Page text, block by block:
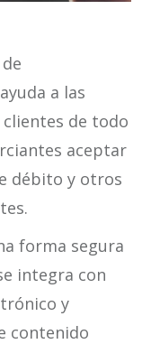
a las
de todo
aceptar
débito y otros
forma segura
integra con
y
contenido